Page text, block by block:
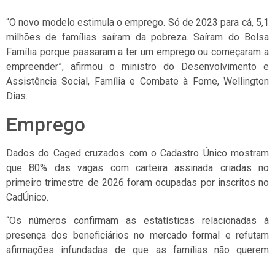
“O novo modelo estimula o emprego. Só de 2023 para cá, 5,1
milhões de famílias saíram da pobreza. Saíram do Bolsa
Família porque passaram a ter um emprego ou começaram a
empreender”, afirmou o ministro do Desenvolvimento e
Assistência Social, Família e Combate à Fome, Wellington
Dias.
Emprego
Dados do Caged cruzados com o Cadastro Único mostram
que 80% das vagas com carteira assinada criadas no
primeiro trimestre de 2026 foram ocupadas por inscritos no
CadÚnico.
“Os números confirmam as estatísticas relacionadas à
presença dos beneficiários no mercado formal e refutam
afirmações infundadas de que as famílias não querem